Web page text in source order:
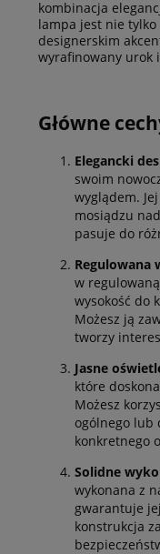
kombinacja
lampa jest nie tylko
designerskim
wyrafinowany urok
Główne
Elegancki
swoim
wyglądem.
mosiądzu
pasuje do
Regulowana
w
wysokość do
Możesz ją
tworzy
Jasne
które
Możesz
ogólnego lub
konkretnego
Solidne
wykonana z
gwarantuje
konstrukcja